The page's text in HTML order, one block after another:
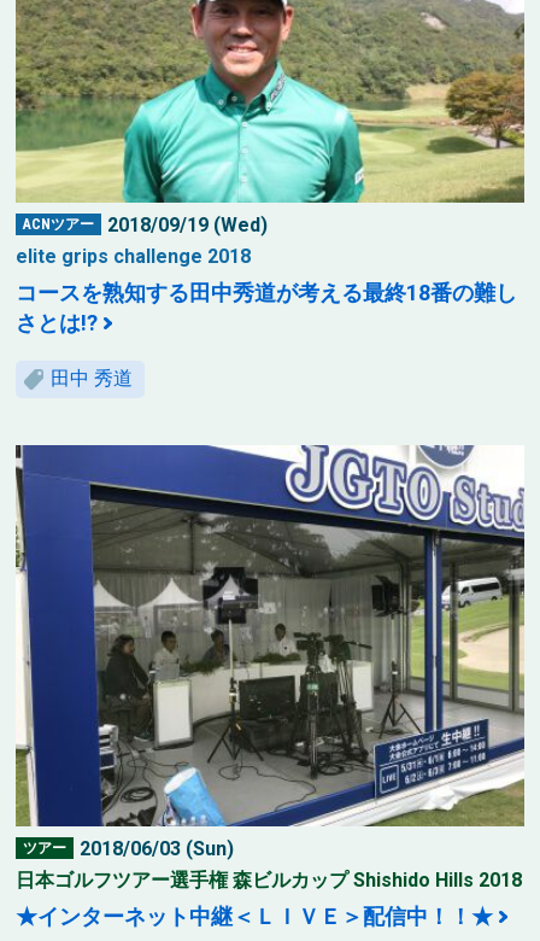
ACNツアー
2018/09/19 (Wed)
elite grips challenge 2018
コースを熟知する田中秀道が考える最終18番の難し
さとは!?
田中 秀道
ツアー
2018/06/03 (Sun)
日本ゴルフツアー選手権 森ビルカップ Shishido Hills 2018
★インターネット中継＜ＬＩＶＥ＞配信中！！★